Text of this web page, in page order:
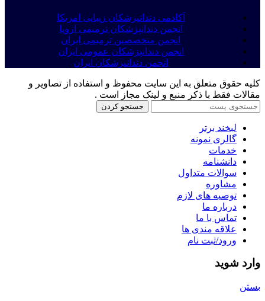
آکادمی دندانپزشکان زیبایی امریکا
انجمن دندانپزشکان ترمیمی اروپا
انجمن متخصصین ترمیمی ایران
انجمن دندانپزشکان عمومی ایران
انجمن دندانپزشکان ایران
کلیه حقوق متعلق به این سایت محفوظ و استفاده از تصاویر و
مقالات فقط با ذکر منبع و لینک مجاز است .
جستجو کردن
لبخند برتر
گالری نمونه
خدمات
دانشنامه
سوالات متداول
مشاوره
توصیه های لازم
درباره ما
تماس با ما
علاقه مندی ها
ورود/ثبت نام
وارد شوید
بستن